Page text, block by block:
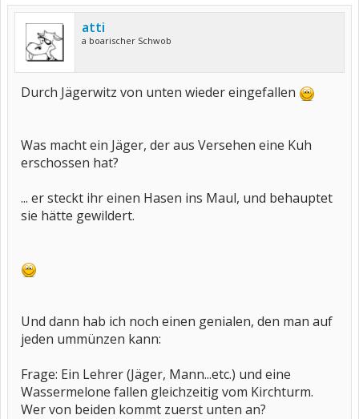
atti
a boarischer Schwob
Durch Jägerwitz von unten wieder eingefallen
Was macht ein Jäger, der aus Versehen eine Kuh
erschossen hat?
... er steckt ihr einen Hasen ins Maul, und behauptet
sie hätte gewildert.
Und dann hab ich noch einen genialen, den man auf
jeden ummünzen kann:
Frage: Ein Lehrer (Jäger, Mann...etc.) und eine
Wassermelone fallen gleichzeitig vom Kirchturm.
Wer von beiden kommt zuerst unten an?